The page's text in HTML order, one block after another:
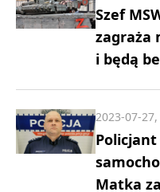
Szef
zagraża
i będą
Policjant
Matka
2023-07-